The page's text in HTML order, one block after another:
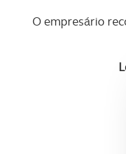
O empresário